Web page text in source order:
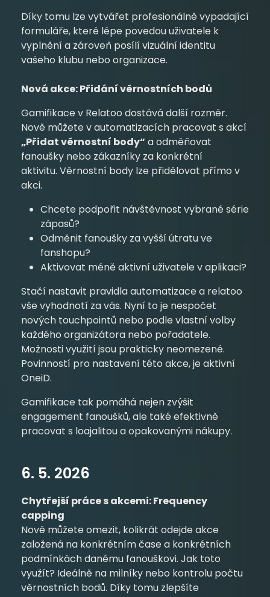
Díky tomu lze vytvářet profesionálně vypadající
formuláře, které lépe povedou uživatele k
vyplnění a zároveň posílí vizuální identitu
vašeho klubu nebo organizace.
Nová akce: Přidání věrnostních bodů
Gamifikace v Relatoo dostává další rozměr.
Nově můžete v automatizacích pracovat s akcí
„Přidat věrnostní body“ a odměňovat
fanoušky nebo zákazníky za konkrétní
aktivitu. Věrnostní body lze přidělovat přímo v
akci.
Chcete podpořit návštěvnost vybrané série
zápasů?
Odměnit fanoušky za vyšší útratu ve
fanshopu?
Aktivovat méně aktivní uživatele v aplikaci?
Stačí nastavit pravidla automatizace a relatoo
vše vyhodnotí za vás. Nyní to je nespočet
nových touchpointů nebo podle vlastní volby
každého organizátora nebo pořadatele.
Možnosti využití jsou prakticky neomezené.
Povinností pro nastavení této akce, je aktivní
OneiD.
Gamifikace tak pomáhá nejen zvýšit
engagement fanoušků, ale také efektivně
pracovat s loajalitou a opakovanými nákupy.
6. 5. 2026
Chytřejší práce s akcemi: Frequency
capping
Nově můžete omezit, kolikrát odejde akce
založená na konkrétním čase a konkrétních
podmínkách danému fanouškovi. Jak toto
využít? Ideálně na milníky nebo kontrolu počtu
věrnostních bodů. Díky tomu zlepšíte